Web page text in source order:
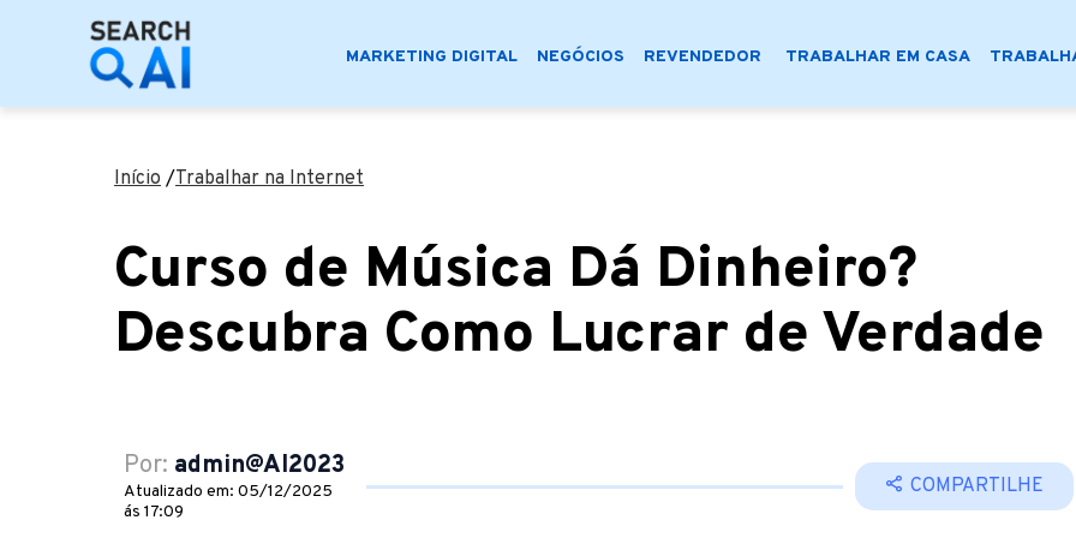
MARKETING DIGITAL NEGÓCIOS REVENDEDOR TRABALHAR EM CASA
Início /Trabalhar na Internet
Curso de Música Dá Dinheiro?
Descubra Como Lucrar de Verdade
Por: admin@AI2023
Atualizado em: 05/12/2025
ás 17:09
COMPARTILHE